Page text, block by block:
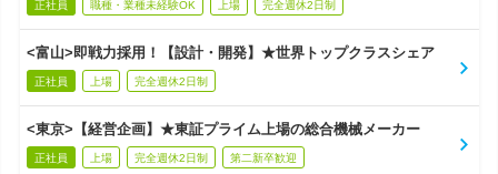
正社員 職種・業種未経験OK 上場 完全週休2日制
<富山>即戦力採用！【設計・開発】★世界トップクラスシェア
正社員 上場 完全週休2日制
<東京>【経営企画】★東証プライム上場の総合機械メーカー
正社員 上場 完全週休2日制 第二新卒歓迎